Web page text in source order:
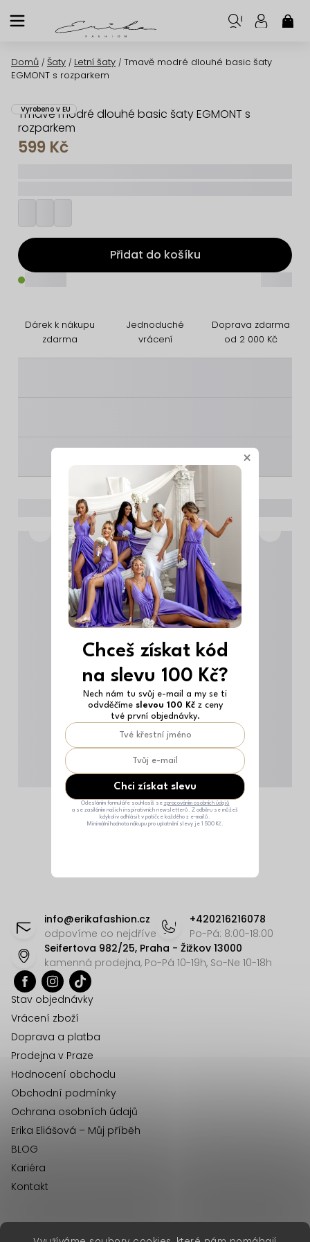
na
Domů / Šaty / Letní šaty / Tmavě modré dlouhé basic šaty
EGMONT s rozparkem
Tmavě modré dlouhé basic šaty EGMONT s
rozparkem
Vyrobeno v EU
599 Kč
Přidat do košíku
Dárek k nákupu
zdarma
Jednoduché
vrácení
Doprava zdarma
od 2 000 Kč
________
info@erikafashion.cz
odpovíme co nejdříve
+420216216078
Po-Pá: 8:00-18:00
Seifertova 982/25, Praha - Žižkov 13000
kamenná prodejna, Po-Pá 10-19h, So-Ne 10-18h
Stav objednávky
Vrácení zboží
Doprava a platba
Prodejna v Praze
Hodnocení obchodu
Obchodní podmínky
Ochrana osobních údajů
Erika Eliášová – Můj příběh
BLOG
Kariéra
Kontakt
×
Chceš získat kód
na slevu 100 Kč?
Nech nám tu svůj e-mail a my se ti
odvděčíme slevou 100 Kčz ceny
tvé první objednávky.
Chci získat slevu
Odesláním formuláře souhlasíš se zpracováním osobních údajů
a se zasíláním našich inspirativních newsletterů. Z odběru se můžeš
kdykoliv odhlásit v patičce každého z e-mailů.
Minimální hodnota nákupu pro uplatnění slevy je 1 500 Kč.